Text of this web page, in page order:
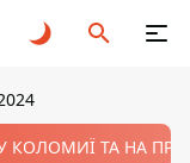
ТА НА